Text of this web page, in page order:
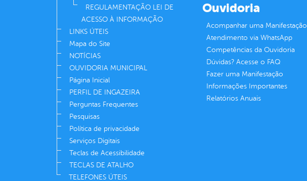
REGULAMENTAÇÃO LEI DE
ACESSO À INFORMAÇÃO
LINKS ÚTEIS
Mapa do Site
NOTÍCIAS
OUVIDORIA MUNICIPAL
Página Inicial
PERFIL DE INGAZEIRA
Perguntas Frequentes
Pesquisas
Política de privacidade
Serviços Digitais
Teclas de Acessibilidade
TECLAS DE ATALHO
TELEFONES ÚTEIS
Ouvidoria
Acompanhar uma Manifestação
Atendimento via WhatsApp
Competências da Ouvidoria
Dúvidas? Acesse o FAQ
Fazer uma Manifestação
Informações Importantes
Relatórios Anuais